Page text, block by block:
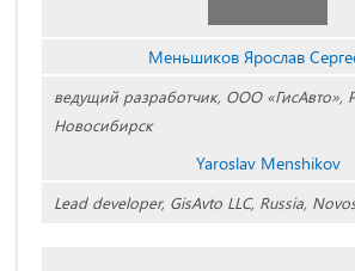
Меньшиков Ярослав
ведущий разработчик, ООО «ГисАвто»,
Новосибирск
Yaroslav Menshikov
Lead developer, GisAvto LLC, Russia,